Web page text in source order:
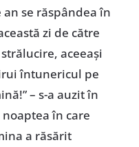
se răspândea în
zi de către
aceeași
întunericul pe
– s-a auzit în
în care
a răsărit